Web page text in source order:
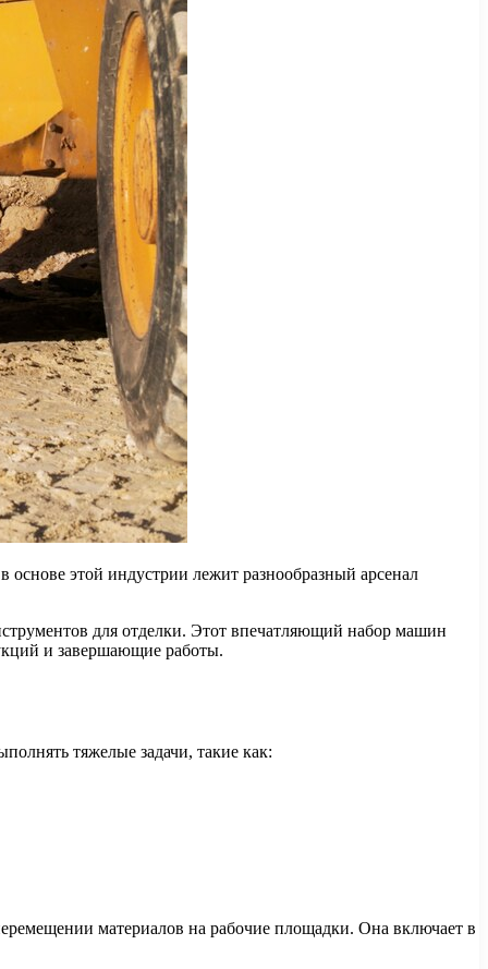
этой индустрии лежит разнообразный арсенал
для отделки. Этот впечатляющий набор машин
и завершающие работы.
тяжелые задачи, такие как:
материалов на рабочие площадки. Она включает в